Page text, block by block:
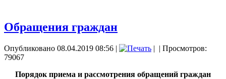
Обращения граждан
Опубликовано 08.04.2019 08:56 | | | Просмотров:
79067
Порядок приема и рассмотрения обращений граждан